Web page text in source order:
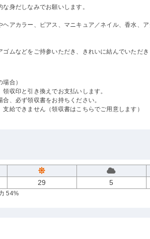
な身だしなみでお願いします。
ヘアカラー、ピアス、マニキュア／ネイル、香水、
ゴムなどをご持参いただき、きれいに結んでいただ
合）
領収印と引き換えでお支払いします。
合、必ず領収書をお持ちください。
給できません（領収書はこちらでご用意します）
29 5
54%